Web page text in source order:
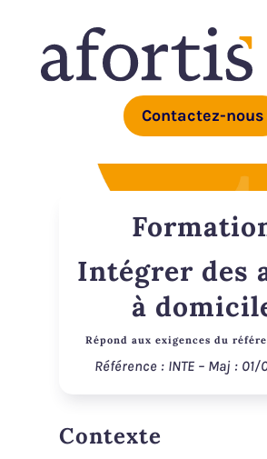
Contactez-nous
Intégrer des
à
Répond aux exigences du
Référence : INTE – Maj :
Contexte